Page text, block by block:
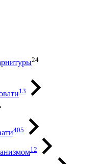
24
13
405
12